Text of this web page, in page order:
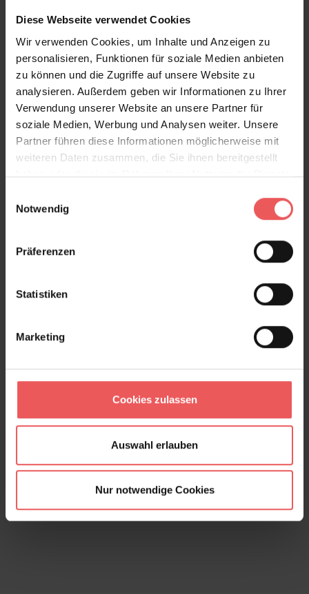
Diese Webseite verwendet Cookies
Wir verwenden Cookies, um Inhalte und Anzeigen zu
personalisieren, Funktionen für soziale Medien anbieten
zu können und die Zugriffe auf unsere Website zu
analysieren. Außerdem geben wir Informationen zu Ihrer
Verwendung unserer Website an unsere Partner für
soziale Medien, Werbung und Analysen weiter. Unsere
Partner führen diese Informationen möglicherweise mit
weiteren Daten zusammen, die Sie ihnen bereitgestellt
haben oder die sie im Rahmen Ihrer Nutzung der Dienste
Notwendig
Präferenzen
Statistiken
Marketing
Cookies zulassen
Auswahl erlauben
Nur notwendige Cookies